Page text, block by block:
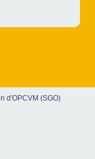
d'OPCVM (SGO)